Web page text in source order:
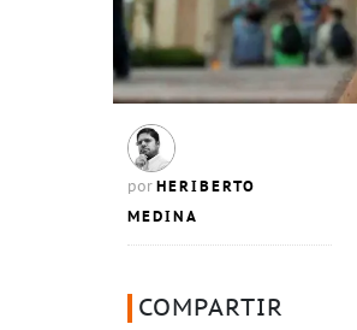
por HERIBERTO
MEDINA
COMPARTIR